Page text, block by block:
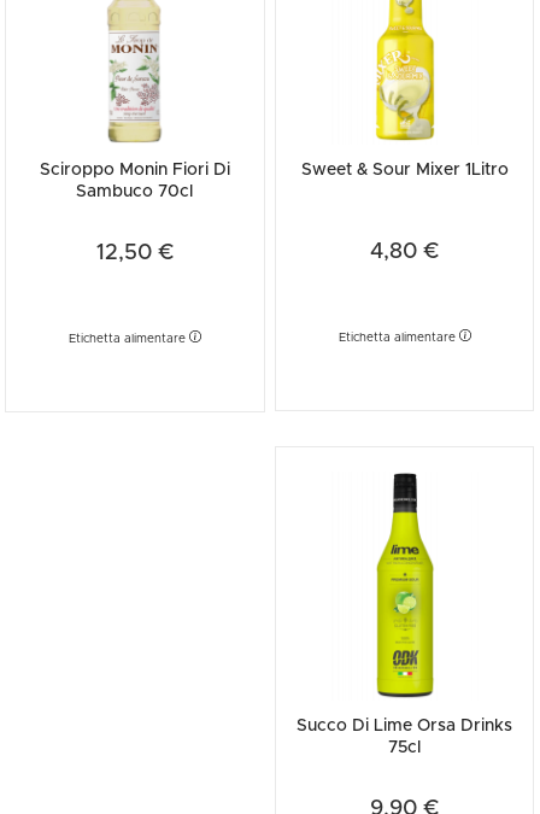
Sciroppo Monin Fiori Di
Sambuco 70cl
12,50 €
Etichetta alimentare
Sweet & Sour Mixer 1Litro
4,80 €
Etichetta alimentare
Succo Di Lime Orsa Drinks
75cl
9,90 €